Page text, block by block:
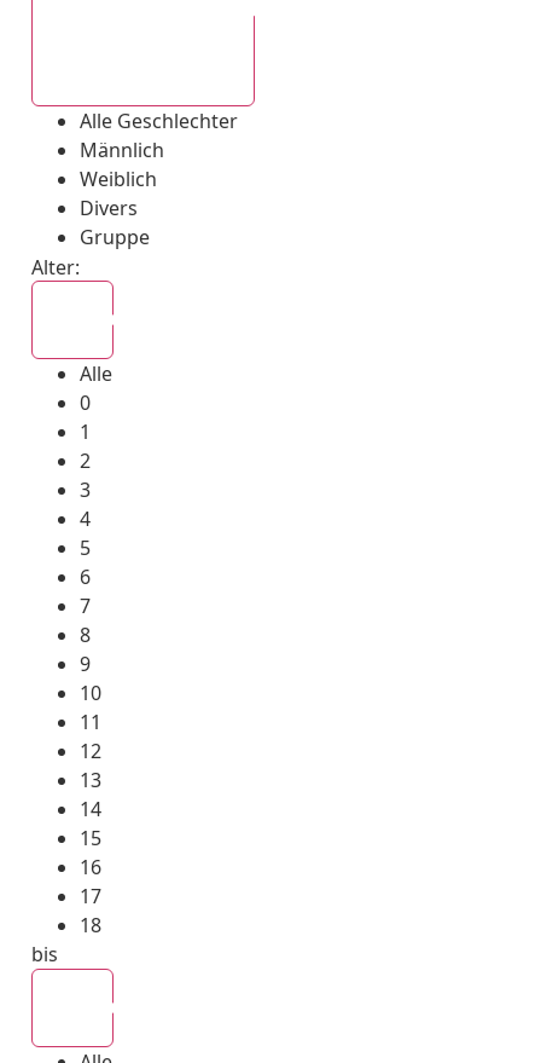
Alle Geschlechter
Männlich
Weiblich
Divers
Gruppe
Alter:
Alle
0
1
2
3
4
5
6
7
8
9
10
11
12
13
14
15
16
17
18
bis